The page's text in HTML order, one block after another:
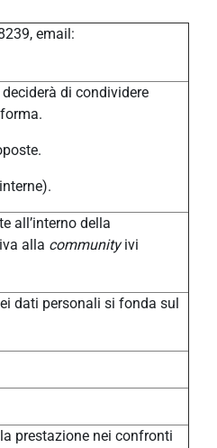
email:
di condividere
all’interno della
alla communityivi
dati personali si fonda sul
prestazione nei confronti